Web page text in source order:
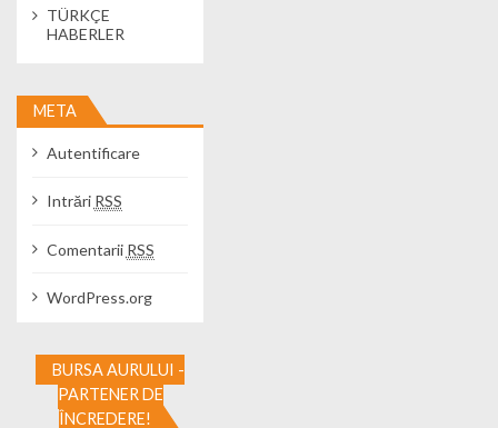
TÜRKÇE
HABERLER
META
Autentificare
Intrări RSS
Comentarii RSS
WordPress.org
BURSA AURULUI -
PARTENER DE
ÎNCREDERE!